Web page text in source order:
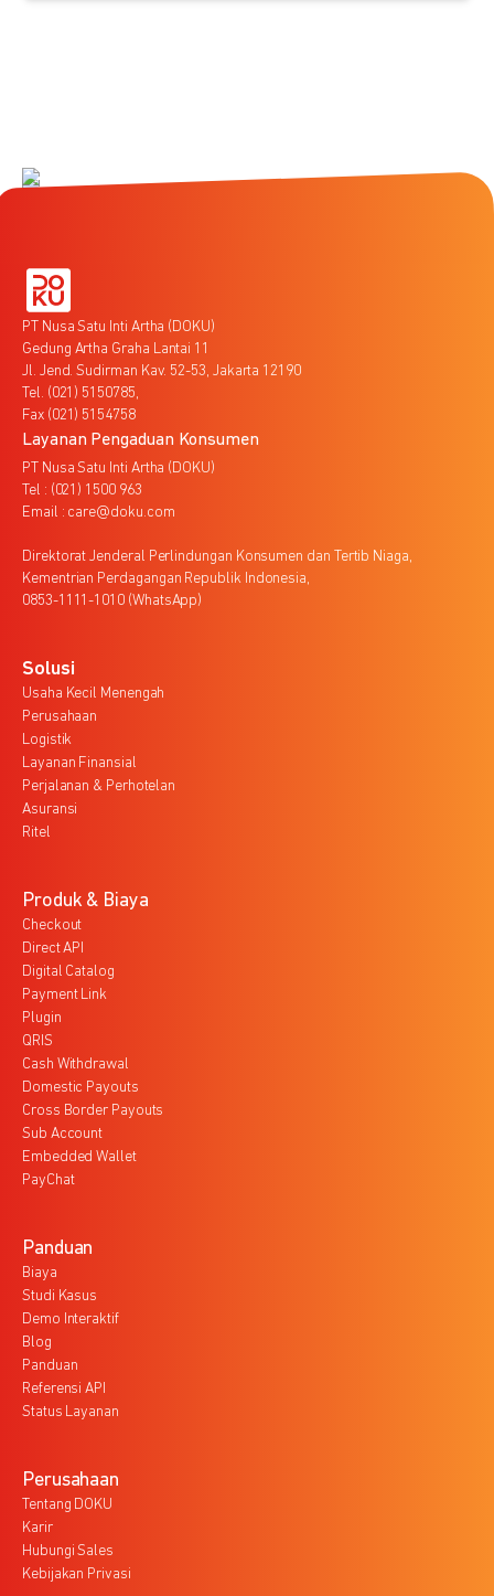
PT Nusa Satu Inti Artha (DOKU)
Gedung Artha Graha Lantai 11
Jl. Jend. Sudirman Kav. 52-53, Jakarta 12190
Tel. (021) 5150785,
Fax (021) 5154758
Layanan Pengaduan Konsumen
PT Nusa Satu Inti Artha (DOKU)
Tel : (021) 1500 963
Email : care@doku.com
Direktorat Jenderal Perlindungan Konsumen dan Tertib Niaga,
Kementrian Perdagangan Republik Indonesia,
0853-1111-1010 (WhatsApp)
Solusi
Usaha Kecil Menengah
Perusahaan
Logistik
Layanan Finansial
Perjalanan & Perhotelan
Asuransi
Ritel
Produk & Biaya
Checkout
Direct API
Digital Catalog
Payment Link
Plugin
QRIS
Cash Withdrawal
Domestic Payouts
Cross Border Payouts
Sub Account
Embedded Wallet
PayChat
Panduan
Biaya
Studi Kasus
Demo Interaktif
Blog
Panduan
Referensi API
Status Layanan
Perusahaan
Tentang DOKU
Karir
Hubungi Sales
Kebijakan Privasi